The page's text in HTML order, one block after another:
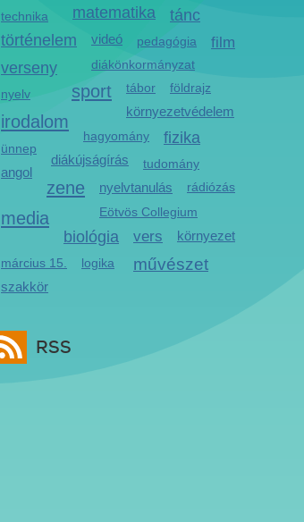
matematika
történelem
tánc
videó
pedagógia
diákönkormányzat
technika
verseny
sport
film
tábor földrajz
nyelv
környezetvédelem
irodalom
hagyomány fizika
ünnep
diákújságírás tudomány
angol
zene nyelvtanulás
Eötvös Collegium
media
biológia vers
rádiózás
művészet
környezet
március 15. logika
szakkör
RSS